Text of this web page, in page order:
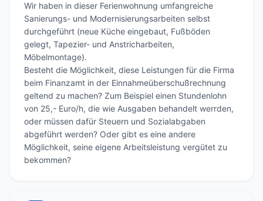
Wir haben in dieser Ferienwohnung umfangreiche
Sanierungs- und Modernisierungsarbeiten selbst
durchgeführt (neue Küche eingebaut, Fußböden
gelegt, Tapezier- und Anstricharbeiten,
Möbelmontage).
Besteht die Möglichkeit, diese Leistungen für die Firma
beim Finanzamt in der Einnahmeüberschußrechnung
geltend zu machen? Zum Beispiel einen Stundenlohn
von 25,- Euro/h, die wie Ausgaben behandelt werrden,
oder müssen dafür Steuern und Sozialabgaben
abgeführt werden? Oder gibt es eine andere
Möglichkeit, seine eigene Arbeitsleistung vergütet zu